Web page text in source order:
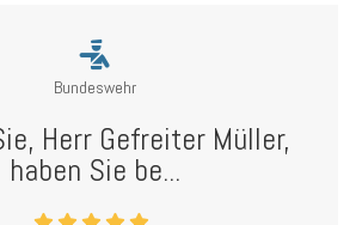
Bundeswehr
Herr Gefreiter Müller,
haben Sie be...